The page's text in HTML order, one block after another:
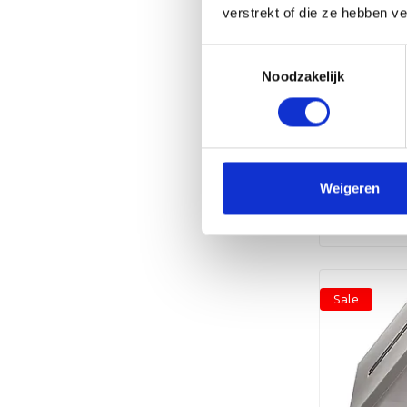
verstrekt of die ze hebben
Noodzakelijk
Weigeren
Inductie
horeca
geuren. I...
€3.508,99
Sale